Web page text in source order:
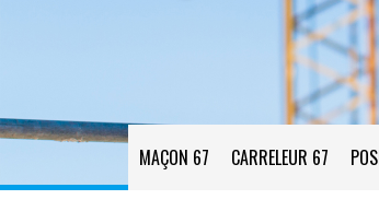
MAÇON 67 CARRELEUR 67